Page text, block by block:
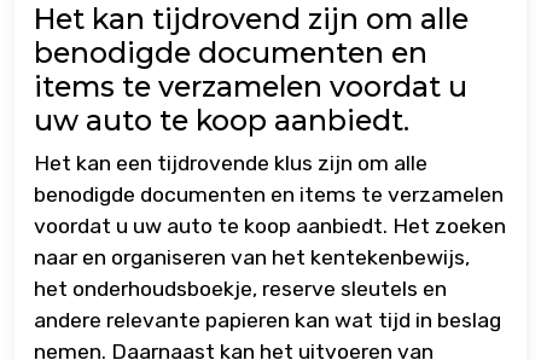
Het kan tijdrovend zijn om alle
benodigde documenten en
items te verzamelen voordat u
uw auto te koop aanbiedt.
Het kan een tijdrovende klus zijn om alle
benodigde documenten en items te verzamelen
voordat u uw auto te koop aanbiedt. Het zoeken
naar en organiseren van het kentekenbewijs,
het onderhoudsboekje, reserve sleutels en
andere relevante papieren kan wat tijd in beslag
nemen. Daarnaast kan het uitvoeren van